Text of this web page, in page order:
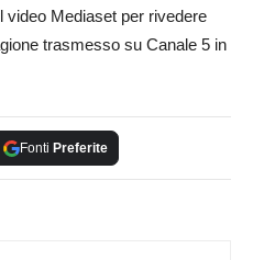
Mediaset per rivedere
trasmesso su Canale 5 in
Fonti Preferite